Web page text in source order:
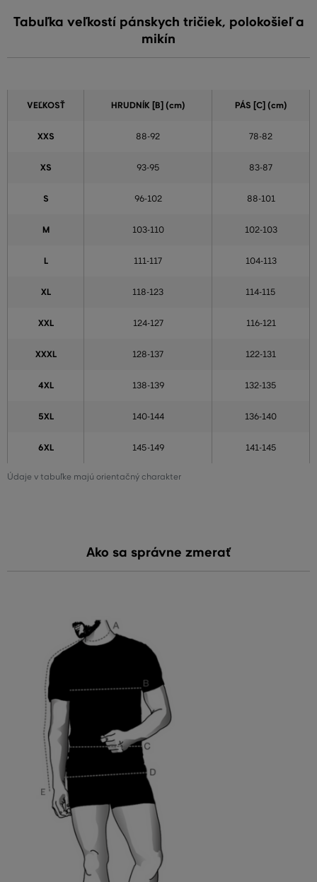
Tabuľka veľkostí pánskych tričiek, polokošieľ a
mikín
Údaje v tabuľke majú orientačný charakter
VEĽKOSŤ HRUDNÍK [B] (cm) PÁS [C] (cm)
XXS 88-92 78-82
XS 93-95 83-87
S 96-102 88-101
M 103-110 102-103
L 111-117 104-113
XL 118-123 114-115
XXL 124-127 116-121
XXXL 128-137 122-131
4XL 138-139 132-135
5XL 140-144 136-140
6XL 145-149 141-145
Ako sa správne zmerať